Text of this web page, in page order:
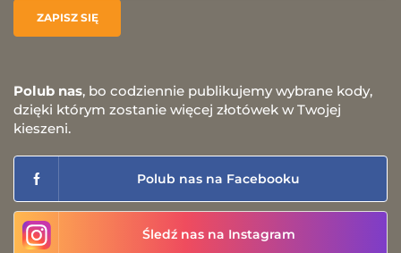
Polub nas, bo codziennie publikujemy wybrane kody,
dzięki którym zostanie więcej złotówek w Twojej
kieszeni.
Polub nas na Facebooku
Śledź nas na Instagram